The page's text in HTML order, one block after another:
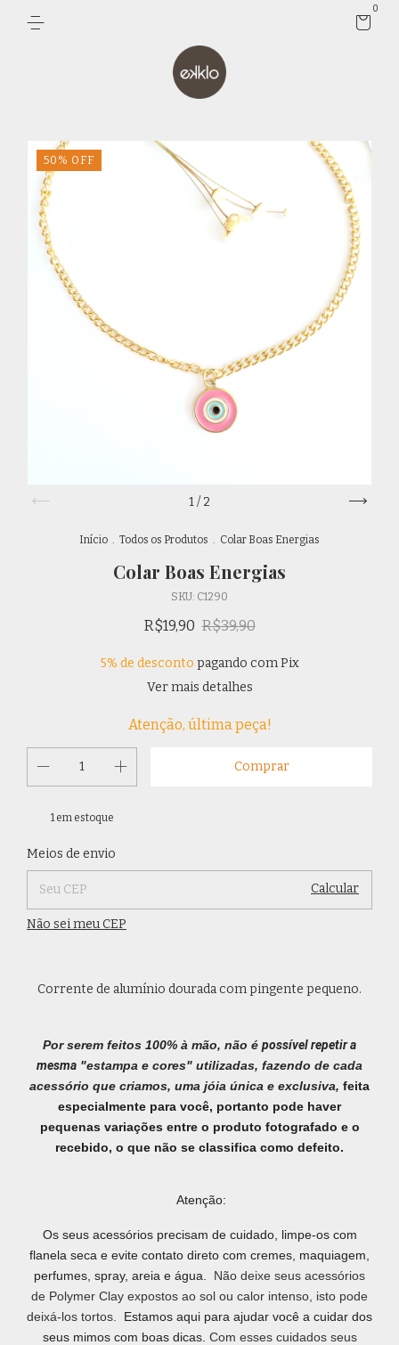
0
50 % OFF
1/ 2
Início . Todos os Produtos . Colar Boas Energias
Colar Boas Energias
SKU: C1290
R$19,90 R$39,90
5% de desconto pagando com Pix
Ver mais detalhes
Atenção, última peça!
1em estoque
Entregas para o CEP:
Meios de envio
Calcular
Não sei meu CEP
Corrente de alumínio dourada com pingente pequeno.
Por serem feitos 100% à mão, não é possível repetir a
mesma "estampa e cores" utilizadas, fazendo de cada
acessório que criamos, uma jóia única e exclusiva, feita
especialmente para você, portanto pode haver
pequenas variações entre o produto fotografado e o
recebido, o que não se classifica como defeito.
Atenção:
Os seus acessórios precisam de cuidado, limpe-os com
flanela seca e evite contato direto com cremes, maquiagem,
perfumes, spray, areia e água.
Não deixe seus acessórios
de Polymer Clay expostos ao sol ou calor intenso, isto pode
deixá-los tortos.
Estamos aqui para ajudar você a cuidar dos
seus mimos com boas dicas. Com esses cuidados seus